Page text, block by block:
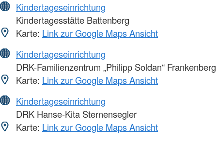
Kindertageseinrichtung
Kindertagesstätte Battenberg
Karte: Link zur Google Maps Ansicht
Kindertageseinrichtung
DRK-Familienzentrum „Philipp Soldan“ Frankenberg
Karte: Link zur Google Maps Ansicht
Kindertageseinrichtung
DRK Hanse-Kita Sternensegler
Karte: Link zur Google Maps Ansicht